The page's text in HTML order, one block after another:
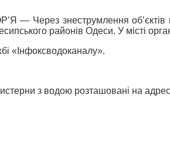
знеструмлення об’єктів
районів Одеси. У місті
«Інфоксводоканалу».
з водою розташовані на